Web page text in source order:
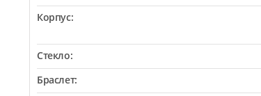
Корпус:
Стекло:
Браслет: